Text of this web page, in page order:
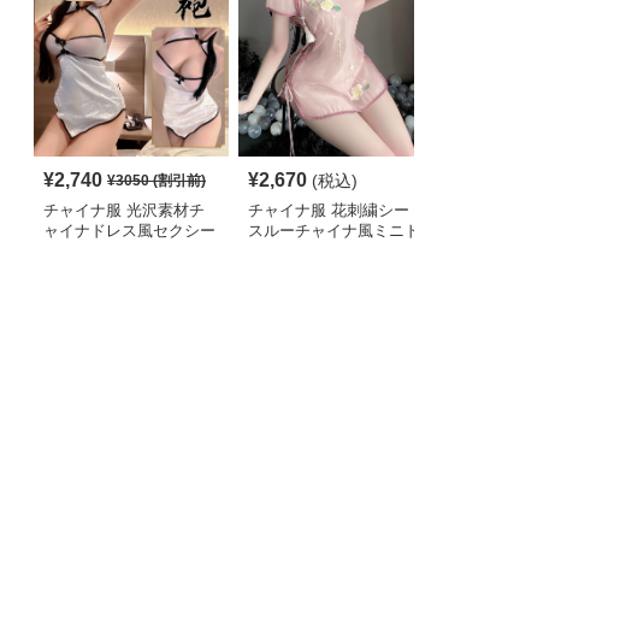
¥2,740 ¥3050(割引前)
チャイナ服 光沢素材チ
ャイナドレス風セクシー
¥2,670 (税込)
チャイナ服 花刺繍シー
スルーチャイナ風ミニド